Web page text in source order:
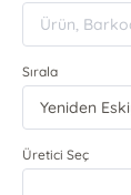
Sırala
Üretici Seç